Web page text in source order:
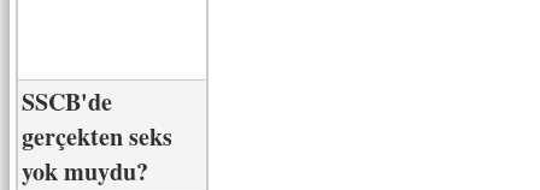
SSCB'de
gerçekten seks
yok muydu?